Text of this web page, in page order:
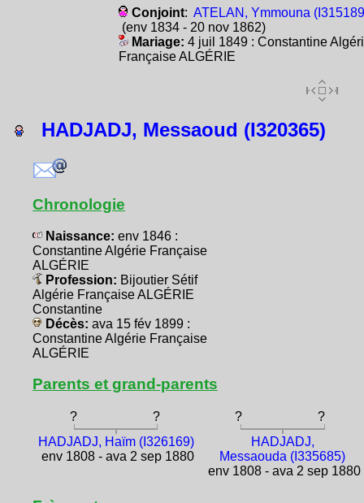
Conjoint: ATELAN, Ymmouna
(env 1834 - 20 nov 1862)
Mariage: 4 juil 1849 : Constantine
Française ALGÉRIE
HADJADJ, Messaoud (I320365)
Chronologie
Naissance: env 1846 :
Constantine Algérie Française
ALGÉRIE
Profession: Bijoutier Sétif
Algérie Française ALGÉRIE
Constantine
Décès: ava 15 fév 1899 :
Constantine Algérie Française
ALGÉRIE
Parents et grand-parents
? ? ?
?
HADJADJ, Haïm (I326169)
env 1808 - ava 2 sep 1880
HADJADJ,
Messaouda (I335685)
env 1808 - ava 2 sep 1880